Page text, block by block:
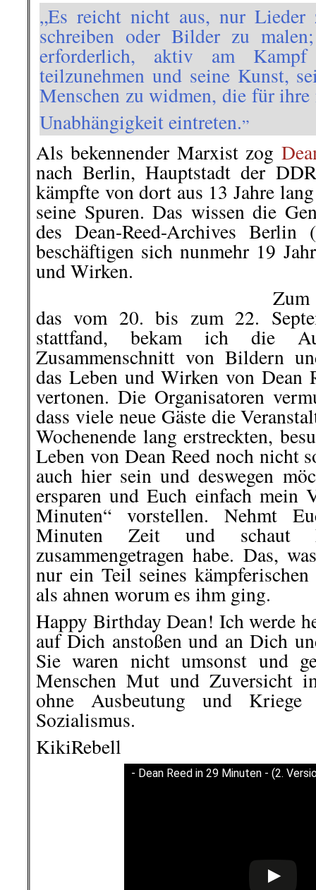
„Es reicht nicht aus, nur Lieder
schreiben oder Bilder zu
erforderlich, aktiv am
teilzunehmen und seine Kunst,
Menschen zu widmen, die für
Unabhängigkeit eintreten.„
Als bekennender Marxist zog
nach Berlin, Hauptstadt der
kämpfte von dort aus 13 Jahre
seine Spuren. Das wissen die
des Dean-Reed-Archives
beschäftigen sich nunmehr 19
und Wirken.
Zum
das vom 20. bis zum 22.
stattfand, bekam ich die
Zusammenschnitt von Bildern
das Leben und Wirken von Dean
vertonen. Die Organisatoren
dass viele neue Gäste die
Wochenende lang erstreckten,
Leben von Dean Reed noch nicht
auch hier sein und deswegen
ersparen und Euch einfach mein
Minuten“ vorstellen. Nehmt
Minuten Zeit und
zusammengetragen habe. Das,
nur ein Teil seines
als ahnen worum es ihm ging.
Happy Birthday Dean! Ich werde
auf Dich anstoßen und an Dich
Sie waren nicht umsonst und
Menschen Mut und Zuversicht
ohne Ausbeutung und
Sozialismus.
KikiRebell
- Dean Reed in 29 Minuten - (2.